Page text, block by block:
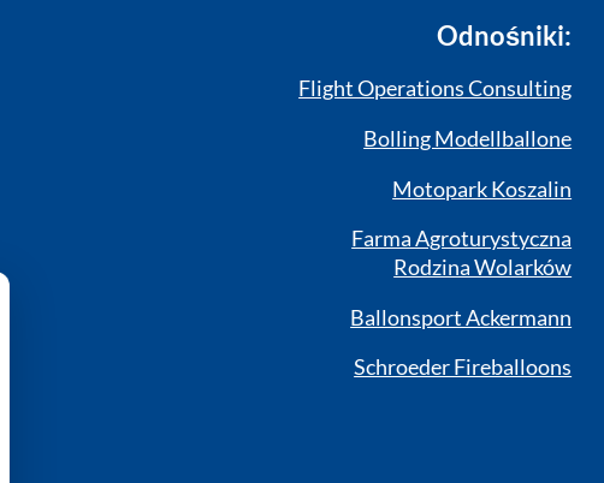
Odnośniki:
Flight Operations Consulting
Bolling Modellballone
Motopark Koszalin
Farma Agroturystyczna
Rodzina Wolarków
Ballonsport Ackermann
Schroeder Fireballoons